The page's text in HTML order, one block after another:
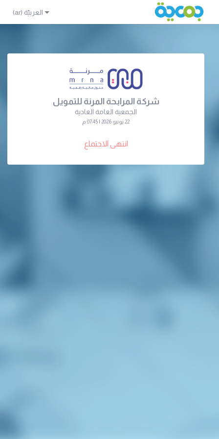
شركة المرابحة المرنة للتمويل
الجمعية العامة العادية
22 يونيو 2026 | 07:45 م
انتهى الاجتماع